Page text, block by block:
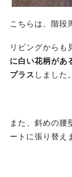
こちらは、階段
リビングからも
に白い花柄があ
プラス しました。
また、斜めの腰
ートに張り替え